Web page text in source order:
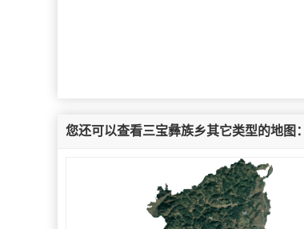
您还可以查看三宝彝族乡其它类型的地图：